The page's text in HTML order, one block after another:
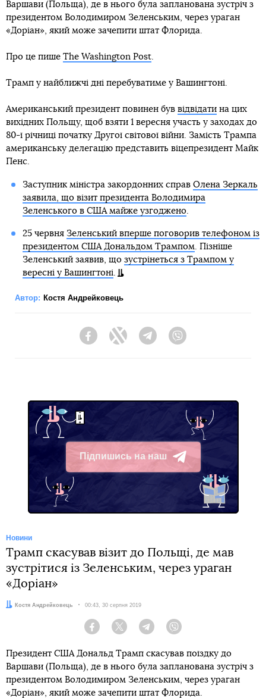
Варшави (Польща), де в нього була запланована зустріч з
президентом Володимиром Зеленським, через ураган
«Доріан», який може зачепити штат Флорида.
Про це пише The Washington Post
Трамп у найближчі дні перебуватиме у Вашингтоні.
Американський президент повинен був відвідати на цих
вихідних Польщу, щоб взяти 1 вересня участь у заходах до
80-ї річниці початку Другої світової війни. Замість Трампа
американську делегацію представить віцепрезидент Майк
Пенс.
Заступник міністра закордонних справ Олена Зеркаль
заявила, що візит президента Володимира
Зеленського в США майже узгоджено.
25 червня Зеленський вперше поговорив телефоном із
президентом США Дональдом Трампом . Пізніше
Зеленський заявив, що зустрінеться з Трампом у
вересні у Вашингтоні
Автор: Костя Андрейковець
FacebookTwitter Telegram
Підпишись на наш
Telegram
Новини
Трамп скасував візит до Польщі, де мав
зустрітися із Зеленським, через ураган
«Доріан»
Автор:Костя Андрейковець Дата:
00:43, 30 серпня 2019
Facebook Twitter Telegram
Президент США Дональд Трамп скасував поїздку до
Варшави (Польща), де в нього була запланована зустріч з
президентом Володимиром Зеленським, через ураган
«Доріан», який може зачепити штат Флорида.